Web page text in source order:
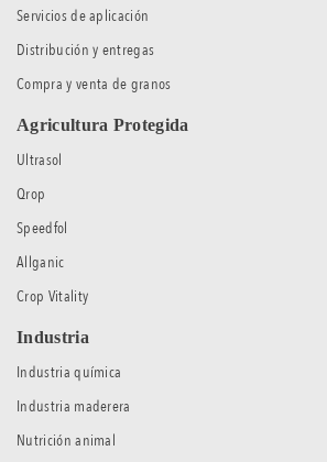
Servicios de aplicación
Distribución y entregas
Compra y venta de granos
Agricultura Protegida
Ultrasol
Qrop
Speedfol
Allganic
Crop Vitality
Industria
Industria química
Industria maderera
Nutrición animal